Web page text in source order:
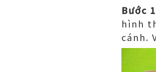
Bước
hình
cánh.